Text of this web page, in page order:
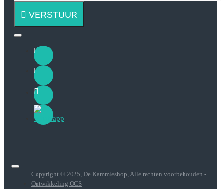
VERSTUUR
Copyright © 2025, De Kammieshop, Alle rechten voorbehouden -
Ontwikkeling OCS